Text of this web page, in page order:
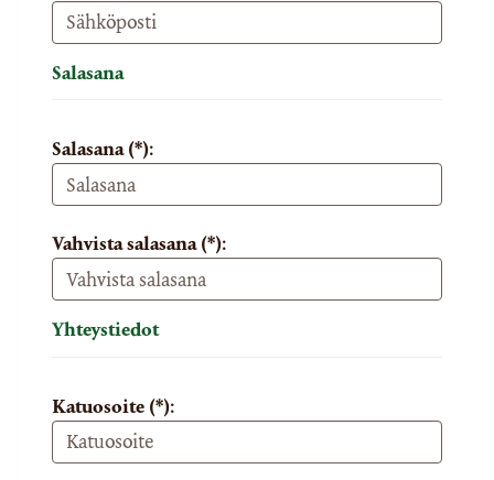
Salasana
Salasana (*):
Vahvista salasana (*):
Yhteystiedot
Katuosoite (*):